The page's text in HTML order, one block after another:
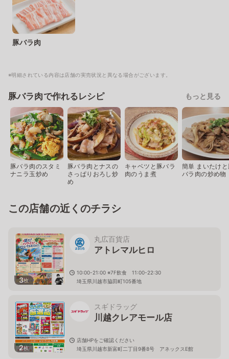
豚バラ肉
※明細されている内容は店舗の実売状況と異なる場合がございます。
豚バラ肉で作れるレシピ もっと見る
豚バラ肉のスタミ
ナニラ玉炒め
豚バラ肉とナスの
さっぱりおろし炒
め
キャベツと豚バラ
肉のうま煮
簡単 まいたけ
バラ肉の炒め物
この店舗の近くのチラシ
3枚
丸広百貨店
アトレマルヒロ
10:00-21:00 ※7F飲食 11:00-22:30
埼玉県川越市脇田町105番地
2枚
スギドラッグ
川越クレアモール店
店舗HPをご確認ください
埼玉県川越市新富町二丁目9番8号 アネックスE館